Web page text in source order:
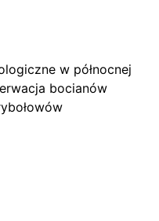
w północnej
bocianów